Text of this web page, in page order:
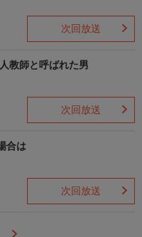
次回放送
教師と呼ばれた男
次回放送
合は
次回放送